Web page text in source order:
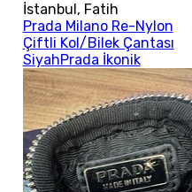
İstanbul , Fatih
Prada Milano Re-Nylon
Çiftli Kol/Bilek Çantası
SiyahPrada İkonik